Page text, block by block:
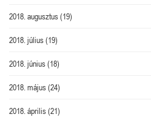
2018. augusztus(19)
2018. július(19)
2018. június(18)
2018. május(24)
2018. április(21)